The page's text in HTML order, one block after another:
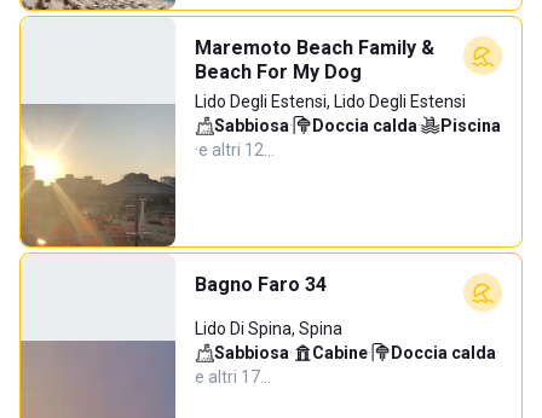
Maremoto Beach Family &
Beach For My Dog
Lido Degli Estensi, Lido Degli Estensi
Sabbiosa· Doccia calda·
Piscina
·e altri 12…
Bagno Faro 34
Lido Di Spina, Spina
Sabbiosa· Cabine· Doccia calda·
e altri 17…